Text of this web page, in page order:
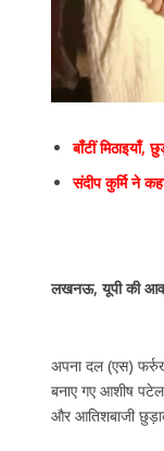
बाँटीं मिठाइयाँ,
संदीप कुर्मि ने
लखनऊ, यूपी की
अपना दल (एस)
बनाए गए आशीष पटेल
और आतिशबाजी